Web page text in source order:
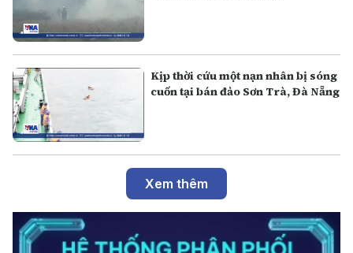
Kịp thời cứu một nạn nhân bị sóng
cuốn tại bán đảo Sơn Trà, Đà Nẵng
Xem thêm